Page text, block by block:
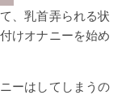
、乳首弄られる状
けオナニーを始め
ーはしてしまうの